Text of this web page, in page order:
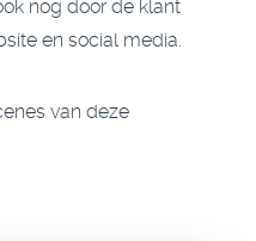
nog door de klant
en social media.
van deze